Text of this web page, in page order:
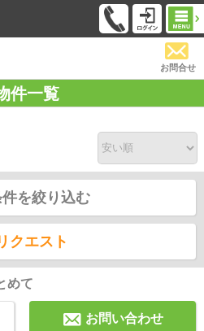
お問合せ
件一覧
を絞り込む
クエスト
めて
お問い合わせ